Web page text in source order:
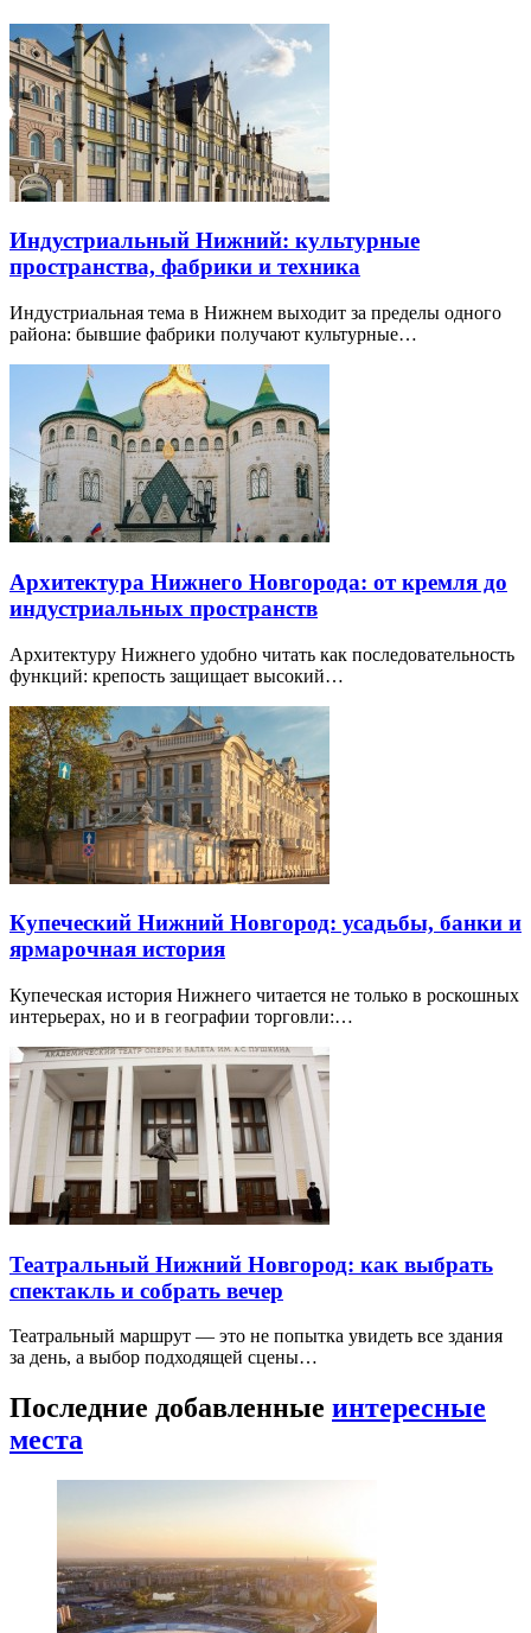
Индустриальный Нижний: культурные
пространства, фабрики и техника
Индустриальная тема в Нижнем выходит за пределы одного
района: бывшие фабрики получают культурные…
Архитектура Нижнего Новгорода: от кремля до
индустриальных пространств
Архитектуру Нижнего удобно читать как последовательность
функций: крепость защищает высокий…
Купеческий Нижний Новгород: усадьбы, банки и
ярмарочная история
Купеческая история Нижнего читается не только в роскошных
интерьерах, но и в географии торговли:…
Театральный Нижний Новгород: как выбрать
спектакль и собрать вечер
Театральный маршрут — это не попытка увидеть все здания
за день, а выбор подходящей сцены…
Последние добавленные интересные
места